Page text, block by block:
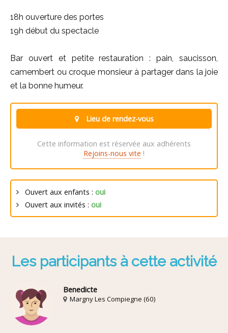
18h ouverture des portes
19h début du spectacle
Bar ouvert et petite restauration : pain, saucisson,
camembert ou croque monsieur à partager dans la joie
et la bonne humeur.
Lieu de rendez-vous
Cette information est réservée aux adhérents
Rejoins-nous vite !
Ouvert aux enfants : oui
Ouvert aux invités : oui
Les participants à cette activité
Benedicte
Margny Les Compiegne (60)